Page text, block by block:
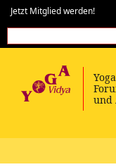
Jetzt Mitglied werden!